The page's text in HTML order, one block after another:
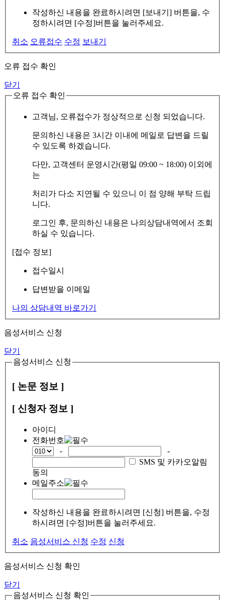
작성하신 내용을 완료하시려면 [보내기] 버튼을, 수
정하시려면 [수정]버튼을 눌러주세요.
취소 오류접수 수정 보내기
오류 접수 확인
닫기
오류 접수 확인
고객님, 오류접수가 정상적으로 신청 되었습니다.
문의하신 내용은 3시간 이내에 메일로 답변을 드릴
수 있도록 하겠습니다.
다만, 고객센터 운영시간(평일 09:00 ~ 18:00) 이외에
는
처리가 다소 지연될 수 있으니 이 점 양해 부탁 드립
니다.
로그인 후, 문의하신 내용은 나의상담내역에서 조회
하실 수 있습니다.
[접수 정보]
접수일시
답변받을 이메일
나의 상담내역 바로가기
음성서비스 신청
닫기
음성서비스 신청
[ 논문 정보 ]
[ 신청자 정보 ]
아이디
전화번호
-
-
SMS 및 카카오알림
동의
메일주소
작성하신 내용을 완료하시려면 [신청] 버튼을, 수정
하시려면 [수정]버튼을 눌러주세요.
취소 음성서비스 신청 수정 신청
음성서비스 신청 확인
닫기
음성서비스 신청 확인